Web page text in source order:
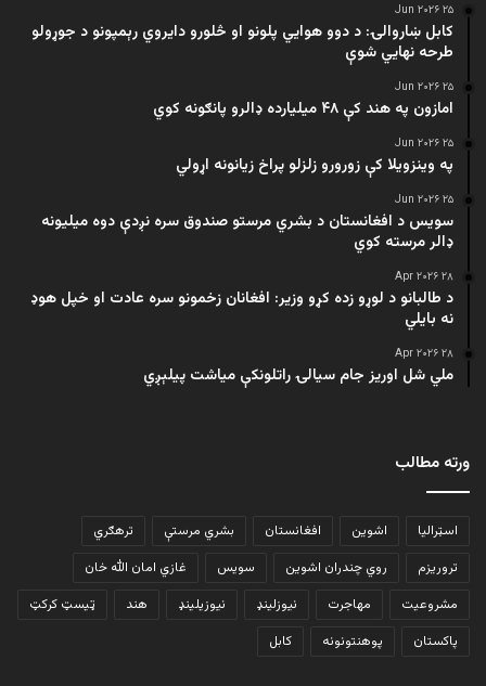
۲۵ Jun ۲۰۲۶
کابل ښاروالۍ: د دوو هوايي پلونو او څلورو دایروي رېمپونو د جوړولو
طرحه نهایي شوې
۲۵ Jun ۲۰۲۶
امازون په هند کې ۴۸ میلیارده ډالرو پانګونه کوي
۲۵ Jun ۲۰۲۶
په وینزویلا کې زورورو زلزلو پراخ زیانونه اړولي
۲۵ Jun ۲۰۲۶
سویس د افغانستان د بشري مرستو صندوق سره نږدې دوه میلیونه
ډالر مرسته کوي
۲۸ Apr ۲۰۲۶
د طالبانو د لوړو زده کړو وزیر: افغانان زخمونو سره عادت او خپل هوډ
نه بایلي
۲۸ Apr ۲۰۲۶
ملي شل اوریز جام سیالۍ راتلونکې میاشت پیلېږي
ورته مطالب
اسټرالیا اشوین افغانستان بشري مرستې
ترهګري
تروریزم
روي چندران اشوین سویس
غازي امان الله خان
مشروعیت
مهاجرت نیوزلینډ نیوزیلینډ هند
ټیسټ کرکټ
پاکستان
پوهنتونونه کابل